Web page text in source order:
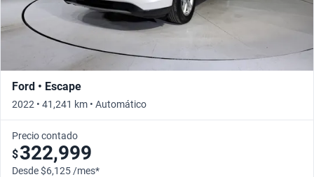
Ford • Escape
2022 • 41,241 km • Automático
Precio contado
$322,999
Desde $6,125 /mes*